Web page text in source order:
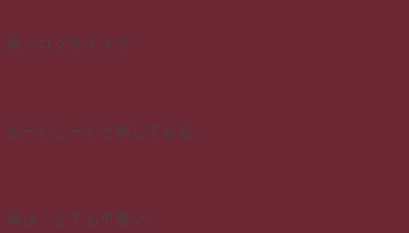
食べログサイトで
あーだこーだと探してみる。
妹は、とても可愛い。